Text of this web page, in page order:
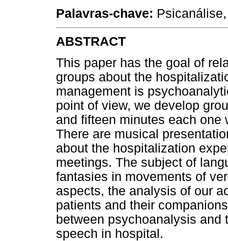
Palavras-chave:
ABSTRACT
This paper has the goal of
groups about the
management is
point of view, we develop
and fifteen minutes each
There are musical
about the hospitalization
meetings. The subject of
fantasies in movements of
aspects, the analysis of our
patients and their
between psychoanalysis and
speech in hospital.